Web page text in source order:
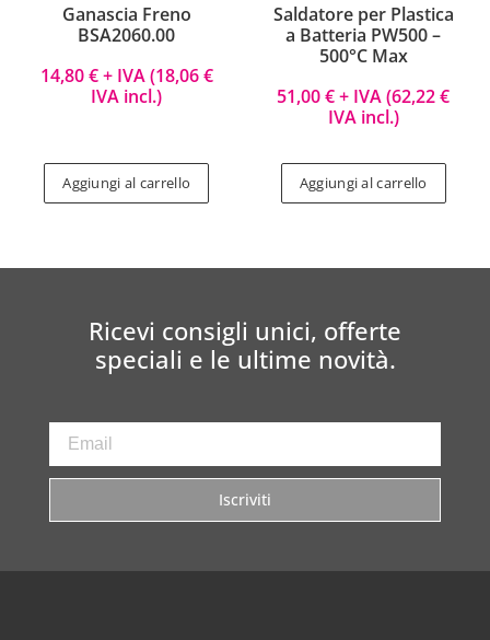
Ganascia Freno
BSA2060.00
14,80€+ IVA (18,06€
IVA incl.)
Aggiungi al carrello
Saldatore per Plastica
a Batteria PW500 –
500°C Max
51,00€+ IVA (62,22€
IVA incl.)
Aggiungi al carrello
Ricevi consigli unici, offerte
speciali e le ultime novità.
Iscriviti